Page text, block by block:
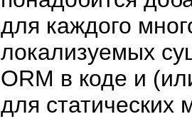
для каждого
локализуемых
ORM в коде и
для статических